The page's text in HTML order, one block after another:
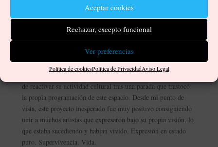
Aceptar cookies
Rechazar, excepto funcional
Ver preferencias
Política de cookiesPolítica de PrivacidadAviso Legal
posibilidad de formar parte de este gran museo virtual. Espacio
además de haber abierto un nuevo camino a explorar.
Tocándome más de cerca, también menciono la exposición
<<Exprésate Realidad Exprésate>>, iniciativa con la que La
Caldereta Sala de Exposiciones, en Vega de San Mateo, trató
de reactivar su actividad cultural tras una parada que trastocó
la propia programación de este espacio. Desde mi punto de
vista, este proyecto inesperado fue muy positivo consiguiendo
unir a muchos artistas que expresaron bajo su propia visión, lo
que estaba sucediendo y habían vivido. Expresión en estado
puro. Supervivencia. Vida.